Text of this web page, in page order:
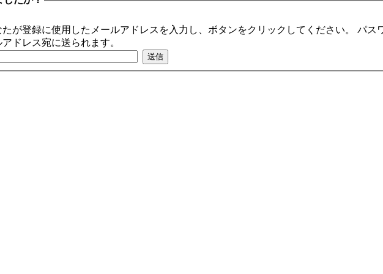
が登録に使用したメールアドレスを入力し、ボタンをクリックしてください。 パス
ドレス宛に送られます。